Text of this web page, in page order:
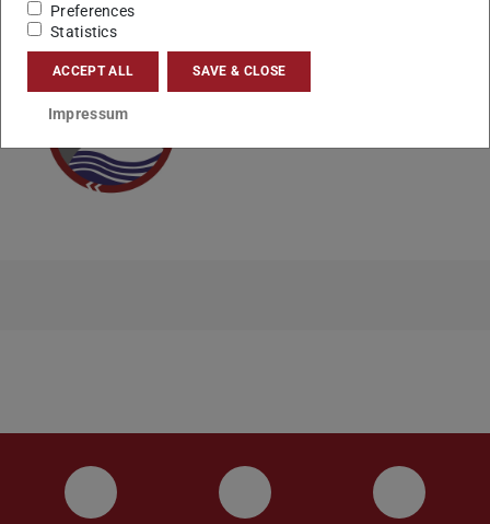
Instagram YouTube
Preferences
Statistics
ACCEPT ALL SAVE & CLOSE
Impressum